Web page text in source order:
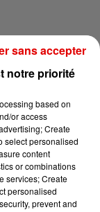
TAYLOR SWIFT
Elizabeth Taylor
notre priorité
based on
or access
Create
select personalised
content
or combinations
services; Create
personalised
prevent and
sans accepter